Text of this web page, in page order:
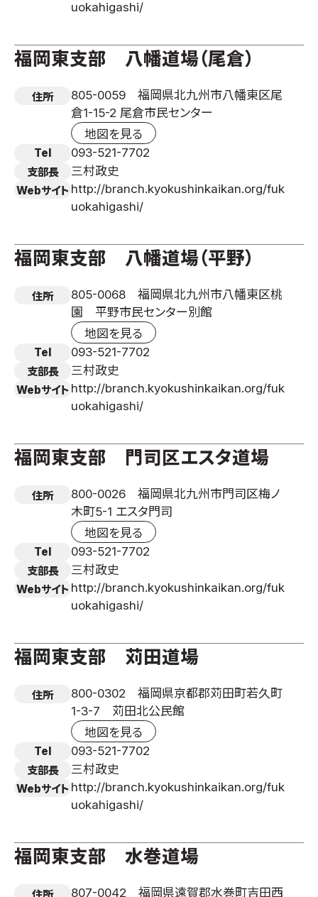
uokahigashi/
福岡東支部 八幡道場（尾倉）
住所
805-0059 福岡県北九州市八幡東区尾
倉1-15-2 尾倉市民センター
地図を見る
Tel 093-521-7702
支部長 三村政史
Webサイト http://branch.kyokushinkaikan.org/fuk
uokahigashi/
福岡東支部 八幡道場（平野）
住所
805-0068 福岡県北九州市八幡東区桃
園 平野市民センター別館
地図を見る
Tel 093-521-7702
支部長 三村政史
Webサイト http://branch.kyokushinkaikan.org/fuk
uokahigashi/
福岡東支部 門司区エスタ道場
住所
800-0026 福岡県北九州市門司区梅ノ
木町5-1 エスタ門司
地図を見る
Tel 093-521-7702
支部長 三村政史
Webサイト http://branch.kyokushinkaikan.org/fuk
uokahigashi/
福岡東支部 苅田道場
住所
800-0302 福岡県京都郡苅田町若久町
1-3-7 苅田北公民館
地図を見る
Tel 093-521-7702
支部長 三村政史
Webサイト http://branch.kyokushinkaikan.org/fuk
uokahigashi/
福岡東支部 水巻道場
807-0042 福岡県遠賀郡水巻町吉田西